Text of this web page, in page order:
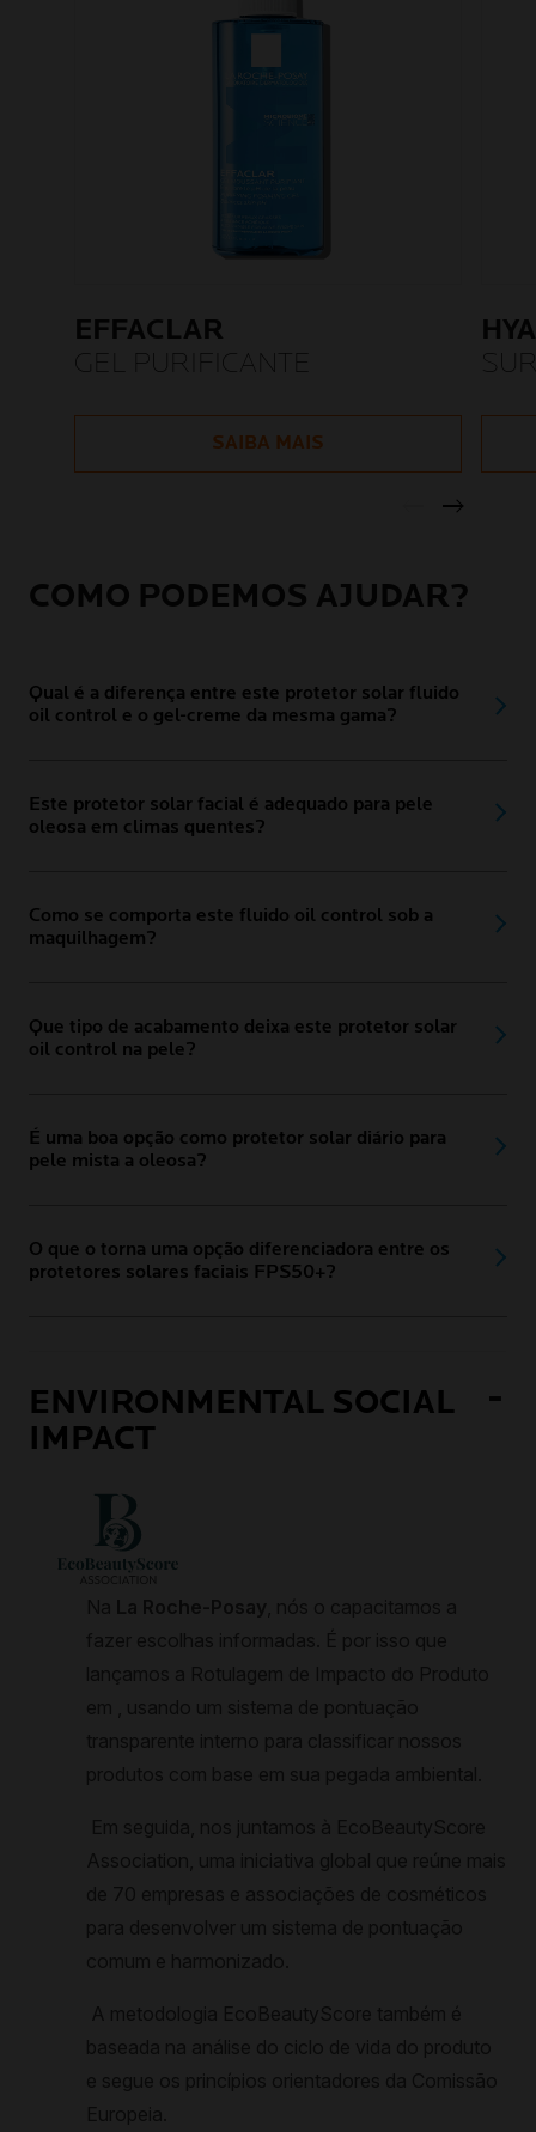
EFFACLAR
GEL PURIFICANTE
SAIBA MAIS
COMO PODEMOS AJUDAR?
Qual é a diferença entre este protetor solar fluido
oil control e o gel-creme da mesma gama?
Este protetor solar facial é adequado para pele
oleosa em climas quentes?
Como se comporta este fluido oil control sob a
maquilhagem?
Que tipo de acabamento deixa este protetor solar
oil control na pele?
É uma boa opção como protetor solar diário para
pele mista a oleosa?
O que o torna uma opção diferenciadora entre os
protetores solares faciais FPS50+?
ENVIRONMENTAL SOCIAL
IMPACT